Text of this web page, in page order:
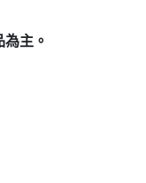
主。